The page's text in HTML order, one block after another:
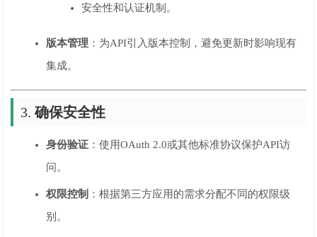
安全性和认证机制。
版本管理 ：为API引入版本控制，避免更新时影响现有
集成。
3.确保安全性
身份验证 ：使用OAuth 2.0或其他标准协议保护API访
问。
权限控制 ：根据第三方应用的需求分配不同的权限级
别。